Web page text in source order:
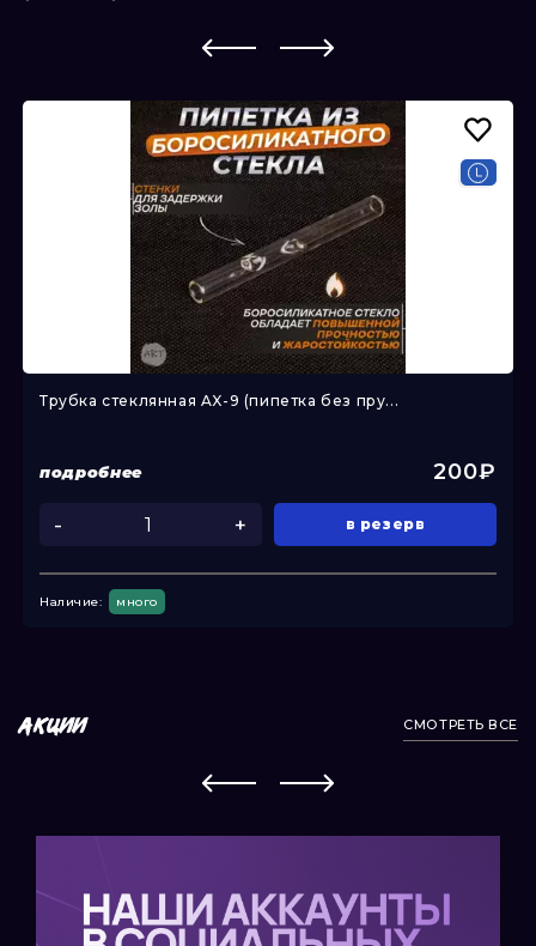
Трубка стеклянная AX-9 (пипетка без пру...
подробнее 200₽
- + в резерв
Наличие: много
АКЦИИ СМОТРЕТЬ ВСЕ